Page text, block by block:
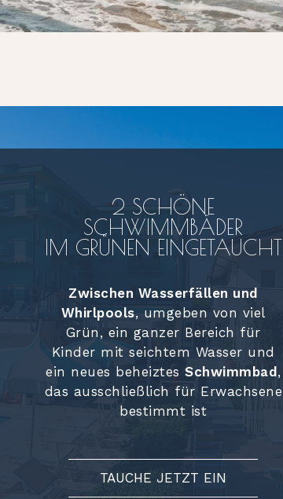
2 SCHÖNE
SCHWIMMBÄDER
IM GRÜNEN EINGETAUCHT
Zwischen Wasserfällen und
Whirlpools, umgeben von viel
Grün, ein ganzer Bereich für
Kinder mit seichtem Wasser und
ein neues beheiztesSchwimmbad ,
das ausschließlich für Erwachsene
bestimmt ist
TAUCHE JETZT EIN